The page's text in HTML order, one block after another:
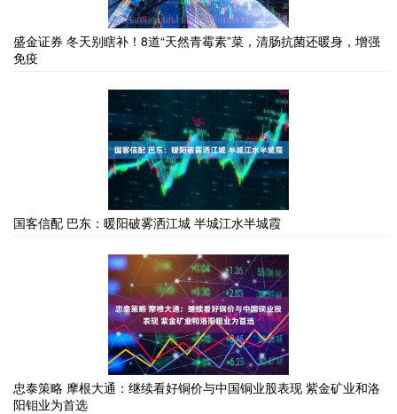
盛金证券 冬天别瞎补！8道“天然青霉素”菜，清肠抗菌还暖身，增强
免疫
国客信配 巴东：暖阳破雾洒江城 半城江水半城霞
忠泰策略 摩根大通：继续看好铜价与中国铜业股表现 紫金矿业和洛
阳钼业为首选